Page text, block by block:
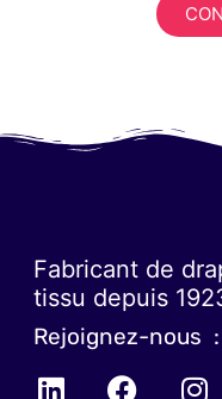
Fabricant de
tissu depuis
Rejoignez-nous :